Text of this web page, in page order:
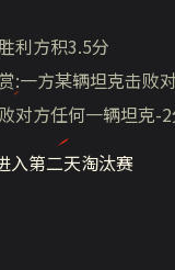
利方积3.5分
:一方某辆坦克击败
对方任何一辆坦克-
入第二天淘汰赛